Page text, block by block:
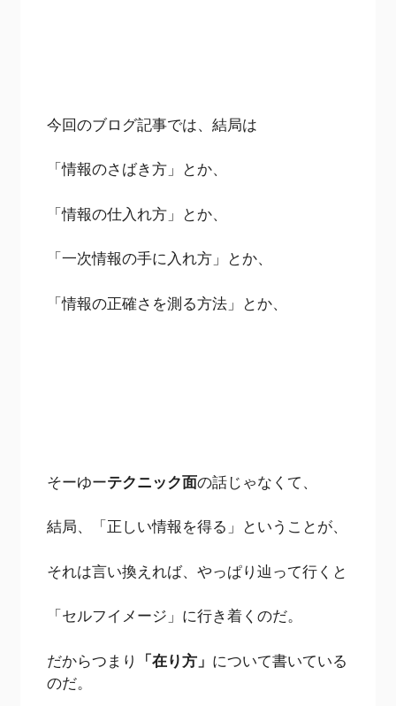
今回のブログ記事では、結局は
「情報のさばき方」とか、
「情報の仕入れ方」とか、
「一次情報の手に入れ方」とか、
「情報の正確さを測る方法」とか、
そーゆーテクニック面の話じゃなくて、
結局、「正しい情報を得る」ということが、
それは言い換えれば、やっぱり辿って行くと
「セルフイメージ」に行き着くのだ。
だからつまり 「在り方」 について書いている
のだ。